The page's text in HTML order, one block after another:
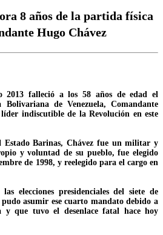
8 años de la partida física
Hugo Chávez
2013 falleció a los 58 años de edad el
de Venezuela, Comandante
indiscutible de la Revolución en este
Estado Barinas, Chávez fue un militar y
y voluntad de su pueblo, fue elegido
de 1998, y reelegido para el cargo en
elecciones presidenciales del siete de
asumir ese cuarto mandato debido a
y que tuvo el desenlace fatal hace hoy